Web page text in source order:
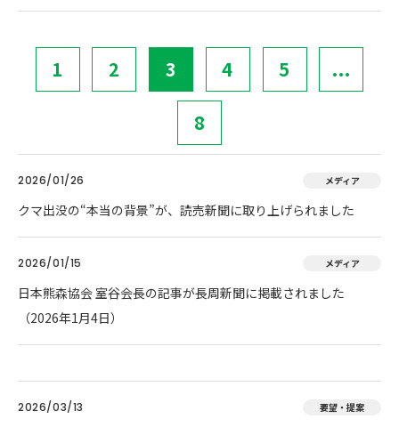
1 2 3 4 5 ...
8
2026/01/26 メディア
クマ出没の“本当の背景”が、読売新聞に取り上げられました
2026/01/15 メディア
日本熊森協会 室谷会長の記事が長周新聞に掲載されました
（2026年1月4日）
2026/03/13 要望・提案